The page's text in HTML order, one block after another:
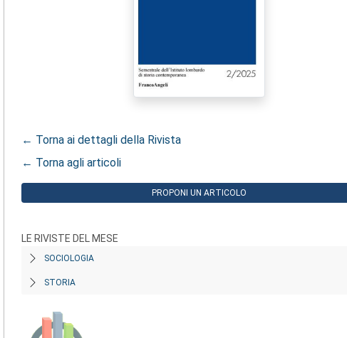
← Torna ai dettagli della Rivista
← Torna agli articoli
PROPONI UN ARTICOLO
LE RIVISTE DEL MESE
SOCIOLOGIA
STORIA